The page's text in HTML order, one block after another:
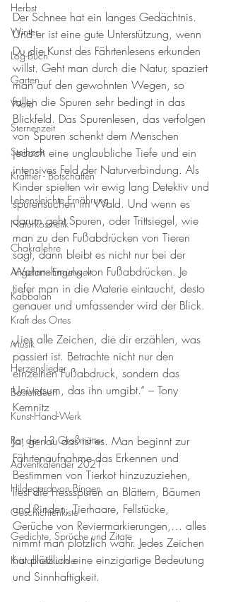
Herbst
Winter
Log-Buch
Garten
Wald
Sternenzeit
Steinzeit
Krafttier - Botschaften
Lebensleichte Ernährung
Naturkosmetik
Chakralehre
Angelart - Engelwelt
Kabbalah
Kraft des Ortes
Musik
Herzenslieder
Bastelideen
Kunst-Hand-Werk
Rat der 13 Großmütter
Adventkalender 2021
Hildegard von Bingen
Geschichtenkiste
Gedichte, Sprüche und Zitate
Kristallheilkunde
Der Schnee hat ein langes Gedächtnis.
Und er ist eine gute Unterstützung, wenn
Du die Kunst des Fährtenlesens erkunden
willst. Geht man durch die Natur, spaziert
man auf den gewohnten Wegen, so
fallen die Spuren sehr bedingt in das
Blickfeld. Das Spurenlesen, das verfolgen
von Spuren schenkt dem Menschen
jedoch eine unglaubliche Tiefe und ein
intensives Feld der Naturverbindung. Als
Kinder spielten wir ewig lang Detektiv und
spurensuchen im Wald. Und wenn es
darum geht Spuren, oder Trittsiegel, wie
man zu den Fußabdrücken von Tieren
sagt, dann bleibt es nicht nur bei der
Wahrnehmung von Fußabdrücken. Je
tiefer man in die Materie eintaucht, desto
genauer und umfassender wird der Blick.
„Lies alle Zeichen, die dir erzählen, was
passiert ist. Betrachte nicht nur den
einzelnen Fußabdruck, sondern das
Universum, das ihn umgibt.“ – Tony
Kemnitz
Ja, genau das ist es. Man beginnt zur
Fährtenaufnahme das Erkennen und
Bestimmen von Tierkot hinzuzuziehen,
liest die Fressspuren an Blättern, Bäumen
und Rinden, Tierhaare, Fellstücke,
Gerüche von Reviermarkierungen,… alles
nimmt man plötzlich wahr. Jedes Zeichen
hat plötzlich eine einzigartige Bedeutung
und Sinnhaftigkeit.